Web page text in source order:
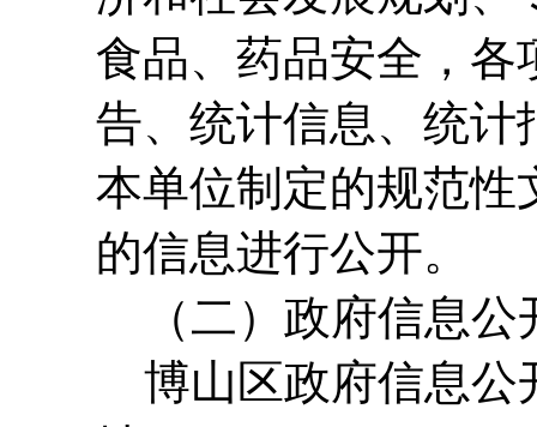
食品、药品安全，各
告、统计信息、统计
本单位制定的规范性
的信息进行公开。
（二）政府信息公
博山区政府信息公